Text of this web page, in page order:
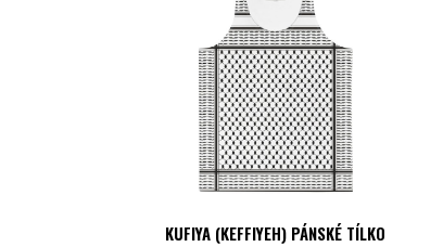
KUFIYA (KEFFIYEH) PÁNSKÉ TÍLKO